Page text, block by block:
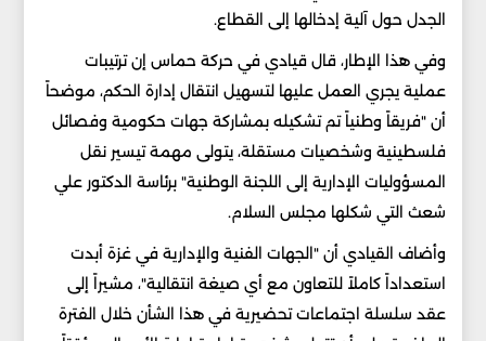
الجدل حول آلية إدخالها إلى القطاع.
وفي هذا الإطار، قال قيادي في حركة حماس إن ترتيبات
عملية يجري العمل عليها لتسهيل انتقال إدارة الحكم، موضحاً
أن "فريقاً وطنياً تم تشكيله بمشاركة جهات حكومية وفصائل
فلسطينية وشخصيات مستقلة، يتولى مهمة تيسير نقل
المسؤوليات الإدارية إلى اللجنة الوطنية" برئاسة الدكتور علي
شعث التي شكلها مجلس السلام.
وأضاف القيادي أن "الجهات الفنية والإدارية في غزة أبدت
استعداداً كاملاً للتعاون مع أي صيغة انتقالية"، مشيراً إلى
عقد سلسلة اجتماعات تحضيرية في هذا الشأن خلال الفترة